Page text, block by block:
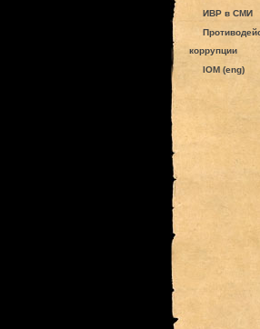
ИВР в СМИ
коррупции
IOM (eng)